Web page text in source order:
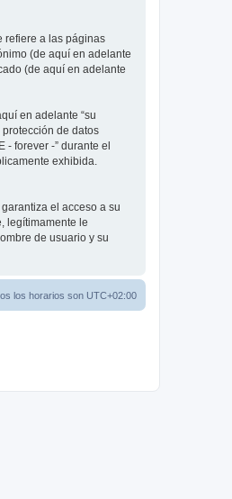
refiere a las páginas
(de aquí en adelante
(de aquí en adelante
en adelante “su
protección de datos
- forever -” durante el
exhibida.
el acceso a su
legítimamente le
de usuario y su
los horarios son UTC+02:00